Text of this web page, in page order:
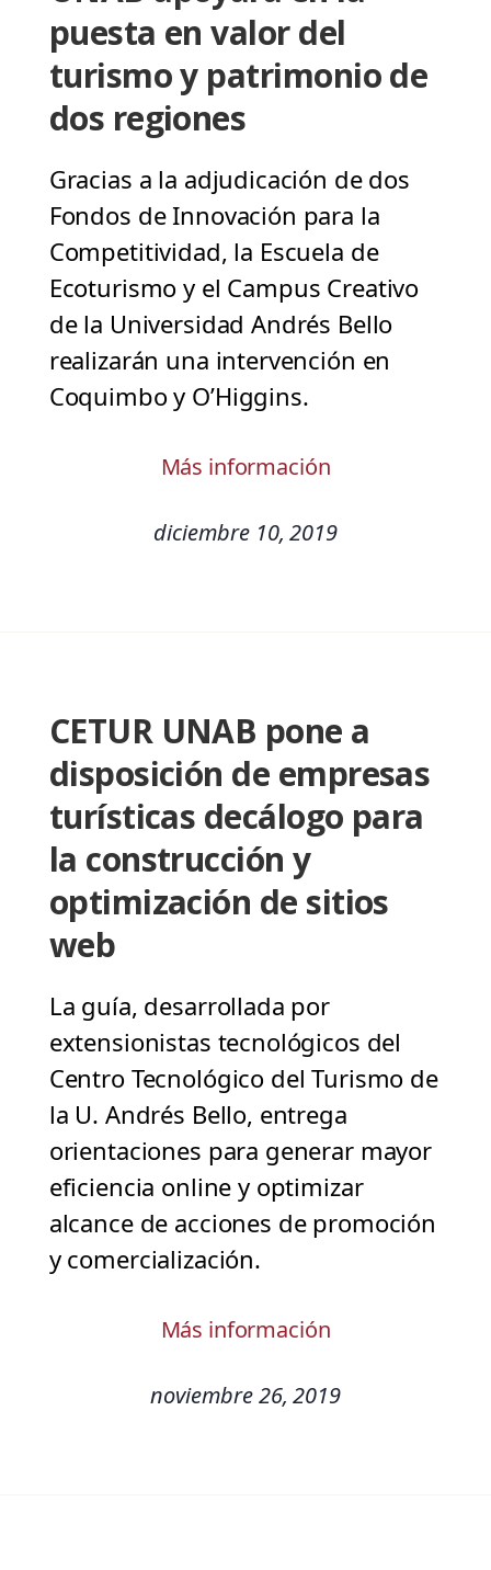
puesta en valor del
turismo y patrimonio de
dos regiones
Gracias a la adjudicación de dos
Fondos de Innovación para la
Competitividad, la Escuela de
Ecoturismo y el Campus Creativo
de la Universidad Andrés Bello
realizarán una intervención en
Coquimbo y O’Higgins.
Más información
diciembre 10, 2019
CETUR UNAB pone a
disposición de empresas
turísticas decálogo para
la construcción y
optimización de sitios
web
La guía, desarrollada por
extensionistas tecnológicos del
Centro Tecnológico del Turismo de
la U. Andrés Bello, entrega
orientaciones para generar mayor
eficiencia online y optimizar
alcance de acciones de promoción
y comercialización.
Más información
noviembre 26, 2019